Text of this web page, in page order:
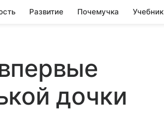
Развитие Почемучка Учебник
дочки